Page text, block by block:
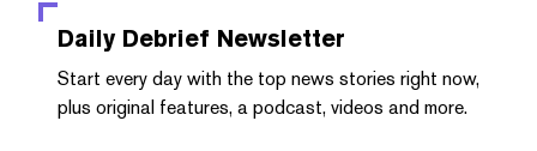
Daily Debrief Newsletter
Start every day with the top news stories right now,
plus original features, a podcast, videos and more.